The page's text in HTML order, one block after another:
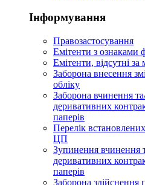
Інформування
Правозастосування
Емітенти з ознаками
Eмітенти, відсутні
Заборона внесення
обліку
Заборона вчинення
деривативних
паперів
Перелік
ЦП
Зупинення вчинення
деривативних
паперів
Заборона здійснення